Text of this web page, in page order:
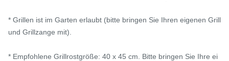
* Grillen ist im Garten erlaubt (bitte bringen Sie Ihren eigenen Grill
und Grillzange mit).
* Empfohlene Grillrostgröße: 40 x 45 cm. Bitte bringen Sie Ihre ei